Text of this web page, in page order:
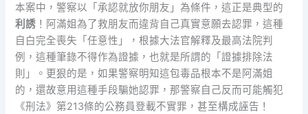
本案中，警察以「承認就放你朋友」為條件，這正是典型的
利誘 ！阿滿姐為了救朋友而違背自己真實意願去認罪，這種
自白完全喪失「任意性」，根據大法官解釋及最高法院判
例，這種筆錄不得作為證據，也就是所謂的「證據排除法
則」。更狠的是，如果警察明知這包毒品根本不是阿滿姐
的，還故意用這種手段騙她認罪，那警察自己反而可能觸犯
《刑法》第213條的公務員登載不實罪，甚至構成誣告！